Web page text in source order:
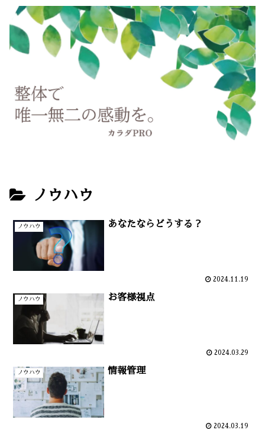
ノウハウ
ノウハウ あなたならどうする？
2024.11.19
ノウハウ お客様視点
2024.03.29
ノウハウ 情報管理
2024.03.19